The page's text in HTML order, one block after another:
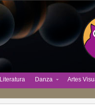
Literatura Danza Artes